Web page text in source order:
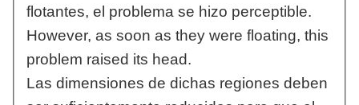
flotantes, el problema se hizo perceptible.
However, as soon as they were floating, this
problem raised its head.
Las dimensiones de dichas regiones deben